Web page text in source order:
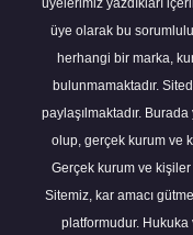
üyelerimiz yazdıkları
üye olarak bu
herhangi bir marka,
bulunmamaktadır.
paylaşılmaktadır.
olup, gerçek kurum ve
Gerçek kurum ve
Sitemiz, kar amacı
platformudur. Hukuka